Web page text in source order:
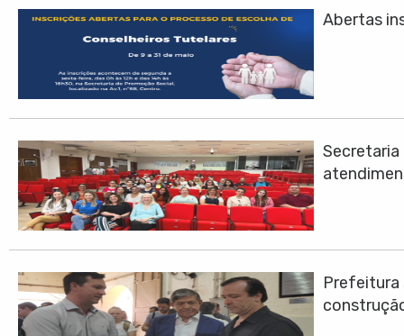
Abertas
Prefeitura